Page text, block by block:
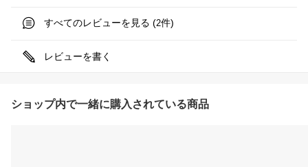
すべてのレビューを見る (2件)
レビューを書く
ショップ内で一緒に購入されている商品